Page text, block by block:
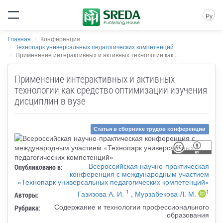
Ру
Главная
Конференция
Технопарк универсальных педагогических компетенций
Применение интерактивных и активных технологии как...
Применение интерактивных и активных
технологии как средство оптимизации изучения
дисциплин в вузе
Статья в сборнике трудов конференции
Опубликовано в:
Всероссийская научно-практическая
конференция с международным участием
«Технопарк универсальных педагогических компетенций»
Авторы: Газизова А. И. 1 , Мурзабекова Л. М. 1
Рубрика:
Содержание и технологии профессионального
образования